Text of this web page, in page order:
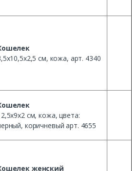
х10,5х2,5см, кожа, арт. 4340
5х9х2 см,кожа, цвета:
, коричневый арт. 4655
женский